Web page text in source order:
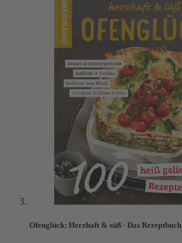
Ofenglück: Herzhaft & süß - Das Rezeptbuch